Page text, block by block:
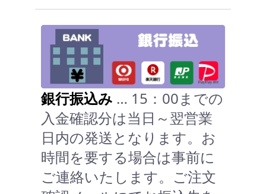
銀行振込み … 15：00までの
入金確認分は当日～翌営業
日内の発送となります。お
時間を要する場合は事前に
ご連絡いたします。ご注文